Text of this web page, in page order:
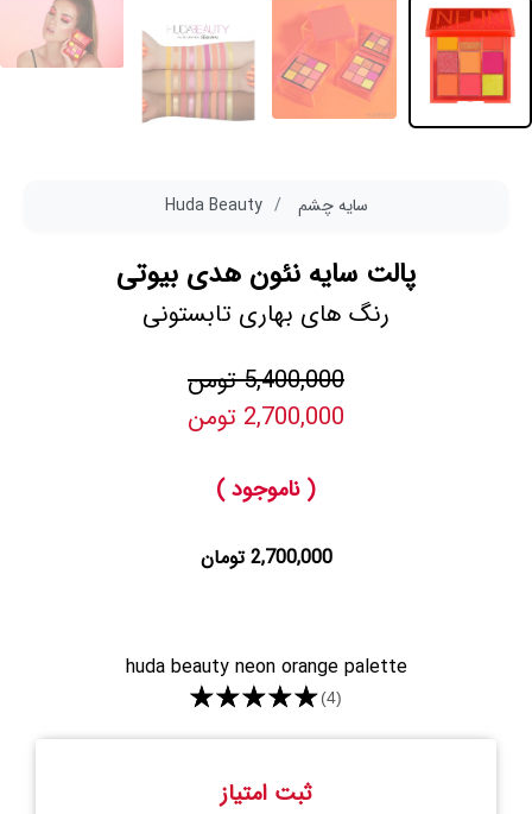
سایه چشم Huda Beauty
پالت سایه نئون هدی بیوتی
رنگ های بهاری تابستونی
5,400,000 تومن
2,700,000 تومن
( ناموجود )
2,700,000 تومان
huda beauty neon orange palette
★★★★★(4)
ثبت امتیاز